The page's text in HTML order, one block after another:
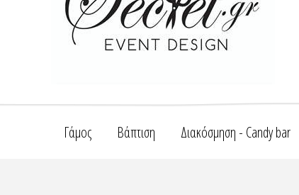
Γάμος Βάπτιση Διακόσμηση - Candy bar